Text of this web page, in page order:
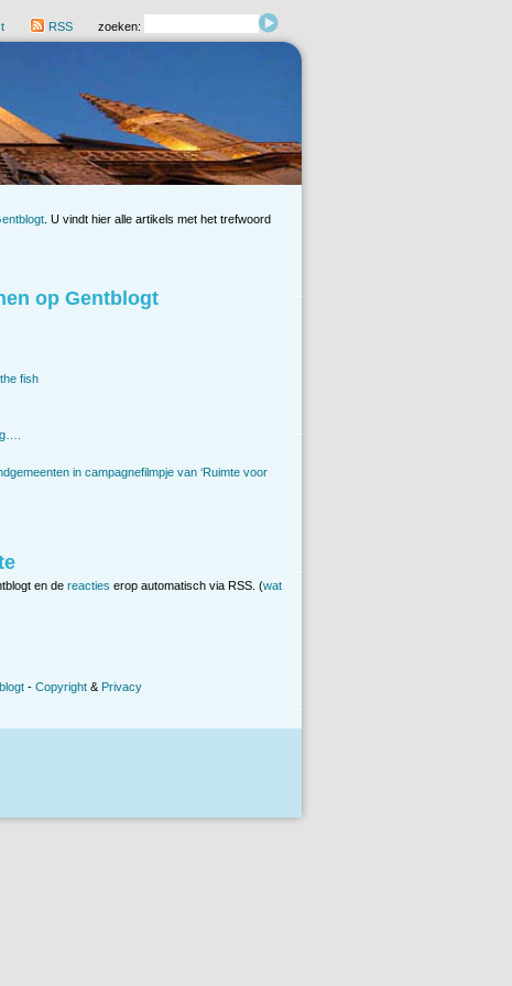
RSS zoeken:
. U vindt hier alle artikels met het trefwoord
op Gentblogt
fish
in campagnefilmpje van ‘Ruimte voor
en de reacties erop automatisch via RSS. (wat
- Copyright & Privacy